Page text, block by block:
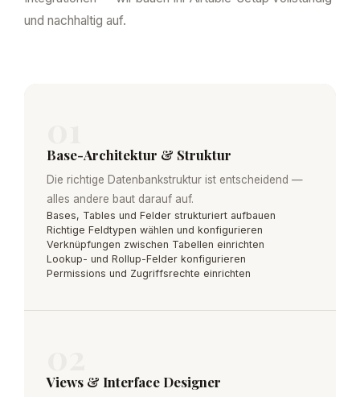
und nachhaltig auf.
Base-Architektur & Struktur
Die richtige Datenbankstruktur ist entscheidend —
alles andere baut darauf auf.
Bases, Tables und Felder strukturiert aufbauen
Richtige Feldtypen wählen und konfigurieren
Verknüpfungen zwischen Tabellen einrichten
Lookup- und Rollup-Felder konfigurieren
Permissions und Zugriffsrechte einrichten
Views & Interface Designer